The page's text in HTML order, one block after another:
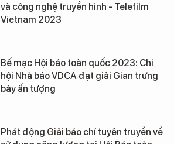
và công nghệ truyền hình - Telefilm
Vietnam 2023
Bế mạc Hội báo toàn quốc 2023: Chi
hội Nhà báo VDCA đạt giải Gian trưng
bày ấn tượng
Phát động Giải báo chí tuyên truyền về